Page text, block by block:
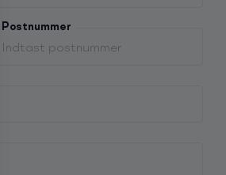
skemaet.
Postnummer